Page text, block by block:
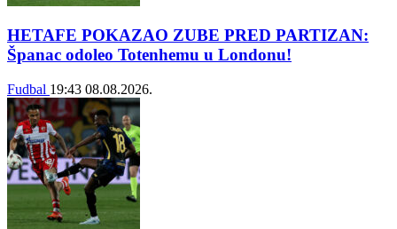
HETAFE POKAZAO ZUBE PRED PARTIZAN:
Španac odoleo Totenhemu u Londonu!
Fudbal 19:43 08.08.2026.